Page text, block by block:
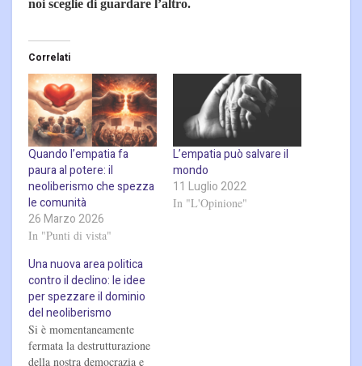
noi sceglie di guardare l’altro.
Correlati
Quando l’empatia fa
paura al potere: il
neoliberismo che spezza
le comunità
26 Marzo 2026
In "Punti di vista"
L’empatia può salvare il
mondo
11 Luglio 2022
In "L'Opinione"
Una nuova area politica
contro il declino: le idee
per spezzare il dominio
del neoliberismo
Si è momentaneamente
fermata la destrutturazione
della nostra democrazia e